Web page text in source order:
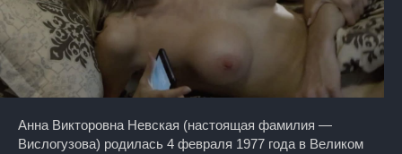
Анна Викторовна Невская (настоящая фамилия —
Вислогузова) родилась 4 февраля 1977 года в Великом